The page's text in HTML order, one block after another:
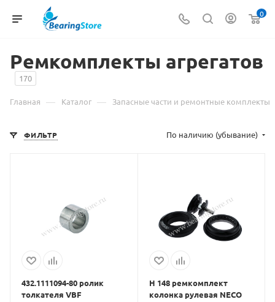
0
Ремкомплекты агрегатов
170
Главная — Каталог — Запасные части и ремонтные комплекты
ФИЛЬТР По наличию (убывание)
432.1111094-80 ролик
толкателя VBF
H 148 ремкомплект
колонка рулевая NECO